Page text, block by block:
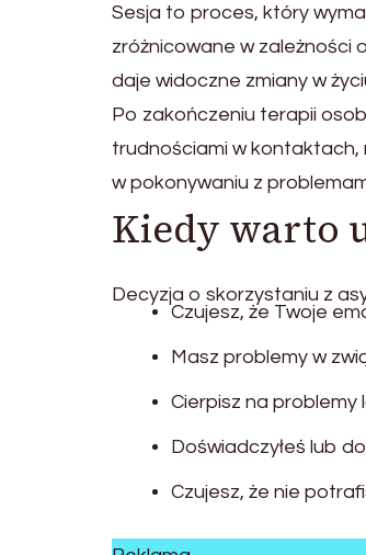
Sesja to proces, który
zróżnicowane w zależności
daje widoczne zmiany w
Po zakończeniu terapii
trudnościami w
w pokonywaniu z
Kiedy warto
Decyzja o skorzystaniu z
Czujesz, że Twoje
Masz problemy w
Cierpisz na problemy
Doświadczyłeś lub
Czujesz, że nie